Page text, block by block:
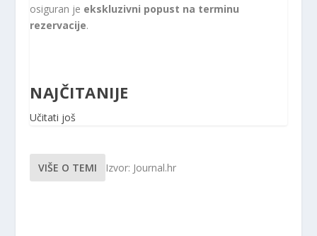
osiguran je ekskluzivni popust na terminu
rezervacije.
NAJČITANIJE
Učitati još
VIŠE O TEMI Izvor: Journal.hr